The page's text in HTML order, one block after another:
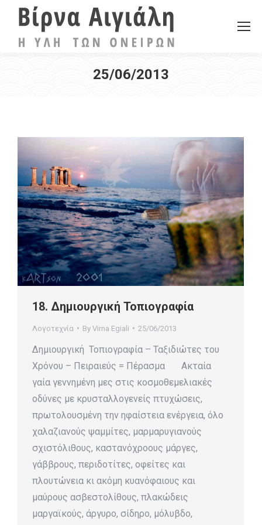
25/06/2013
18. Δημιουργική Τοπιογραφία
Λογοτεχνία By Virna Egiali 25/06/2013
Δημιουργική Τοπιογραφία – Ταξιδιώτες του
Χρόνου – Πειραιεύς = Πέρασμα Ακταία
γαία γεννημένη μες στις κοσμοθεμελιακές
οδύνες με κρυσταλλογενείς πτυχώσεις,
πρωτολουσμένη την ηφαίστεια ενέργεια, όλο
χαλαζιανούς ψαμμίτες, μαρμαρυγιανούς
σχιστόλιθους, καστανόχροους μάργες,
γάββρους, περιδοτίτες, οφείτες και
πλουτώνεια κι ακόμη κυανόφαιους και
μαύρους ασβεστολίθους, πλακώδεις
μαργαϊκούς, άργυρο, σίδηρο, μόλυβδο,